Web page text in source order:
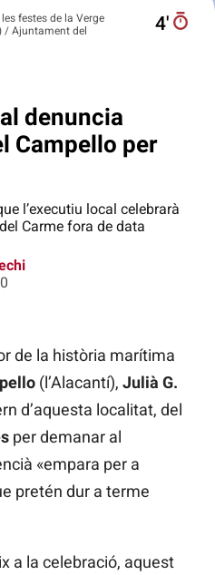
festes de la Verge
/ Ajuntament del
4′
denuncia
Campello per
l’executiu local celebrarà
Carme fora de data
de la història marítima
(l’Alacantí), Julià G.
d’aquesta localitat, del
per demanar al
«empara per a
pretén dur a terme
a la celebració, aquest